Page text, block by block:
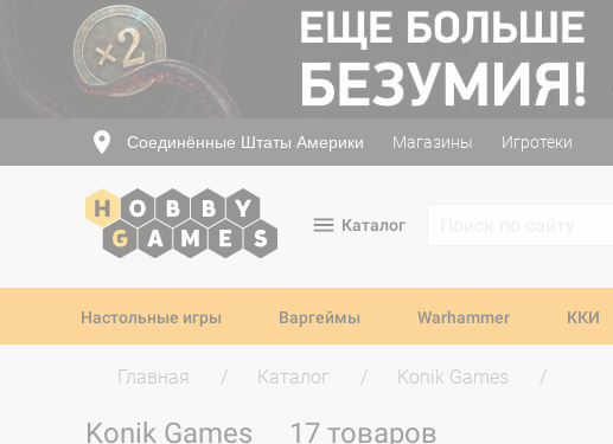
Соединённые Штаты Америки Магазины Игротеки
Каталог
Настольные игры Варгеймы Warhammer ККИ
Главная Каталог Konik Games
Konik Games 17 товаров